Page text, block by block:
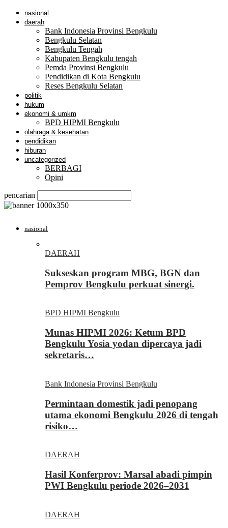
nasional
daerah
Bank Indonesia Provinsi Bengkulu
Bengkulu Selatan
Bengkulu Tengah
Kabupaten Bengkulu tengah
Pemda Provinsi Bengkulu
Pendidikan di Kota Bengkulu
Reses Bengkulu Selatan
politik
hukum
ekonomi & umkm
BPD HIPMI Bengkulu
olahraga & kesehatan
pendidikan
hiburan
uncategorized
BERBAGI
Opini
pencarian
nasional
DAERAH
Sukseskan program MBG, BGN dan
Pemprov Bengkulu perkuat sinergi.
BPD HIPMI Bengkulu
Munas HIPMI 2026: Ketum BPD
Bengkulu Yosia yodan dipercaya jadi
sekretaris…
Bank Indonesia Provinsi Bengkulu
Permintaan domestik jadi penopang
utama ekonomi Bengkulu 2026 di tengah
risiko…
DAERAH
Hasil Konferprov: Marsal abadi pimpin
PWI Bengkulu periode 2026–2031
DAERAH